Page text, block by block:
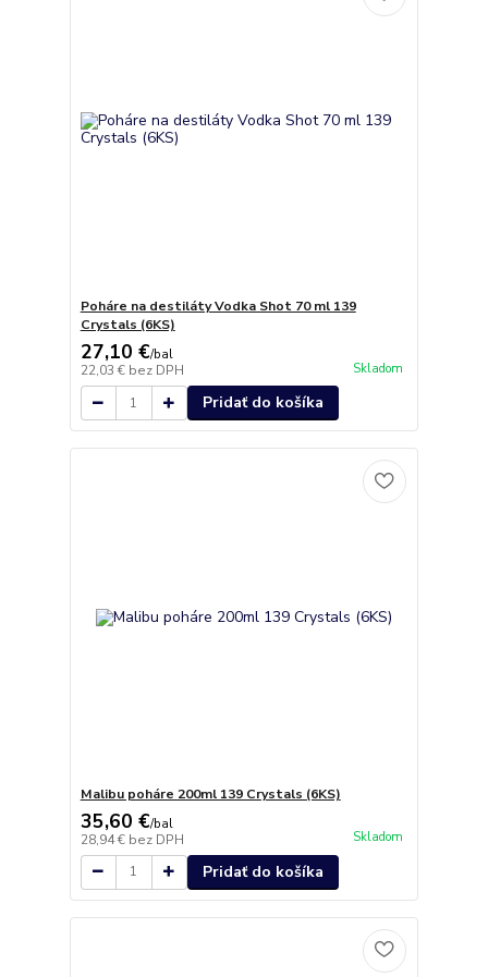
Poháre na destiláty Vodka Shot 70 ml 139
Crystals (6KS)
27,10 €/bal
22,03 € bez DPH Skladom
Pridať do košíka
Malibu poháre 200ml 139 Crystals (6KS)
35,60 €/bal
28,94 € bez DPH Skladom
Pridať do košíka